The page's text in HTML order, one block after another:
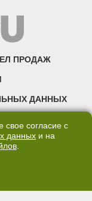
ПРОДАЖ
ДАННЫХ
до всеобщего
портал
службой по
массовых коммуникаций
от 02.09.2019
свое согласие с
данных и на
.